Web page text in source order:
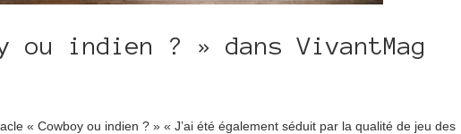
ou indien ? » dans VivantMag
« Cowboy ou indien ? » « J’ai été également séduit par la qualité de jeu des